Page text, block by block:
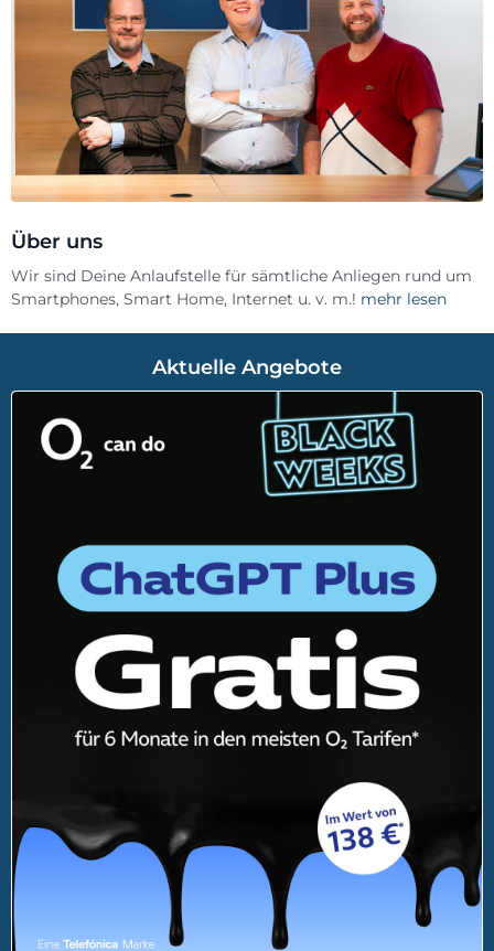
Über uns
Wir sind Deine Anlaufstelle für sämtliche Anliegen rund um
Smartphones, Smart Home, Internet u. v. m.! mehr lesen
Aktuelle Angebote